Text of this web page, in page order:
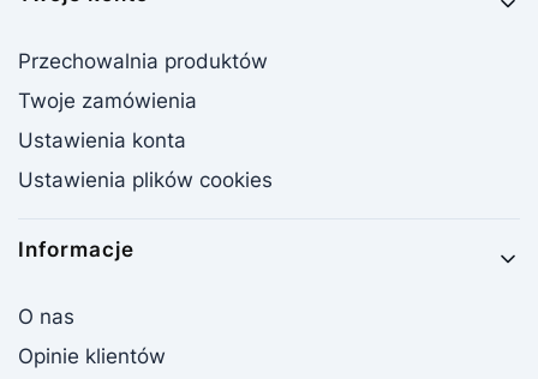
Przechowalnia produktów
Twoje zamówienia
Ustawienia konta
Ustawienia plików cookies
Informacje
O nas
Opinie klientów